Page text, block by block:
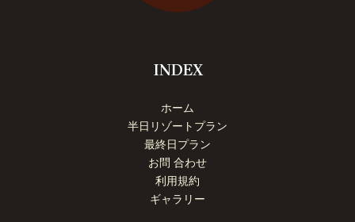
INDEX
ホーム
半日リゾートプラン
最終日プラン
お問 合わせ
利用規約
ギャラリー